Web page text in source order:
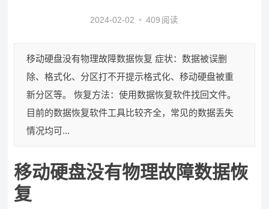
2024-02-02 • 409 阅读
移动硬盘没有物理故障数据恢复 症状：数据被误删
除、格式化、分区打不开提示格式化、移动硬盘被重
新分区等。 恢复方法：使用数据恢复软件找回文件。
目前的数据恢复软件工具比较齐全，常见的数据丢失
情况均可...
移动硬盘没有物理故障数据恢
复